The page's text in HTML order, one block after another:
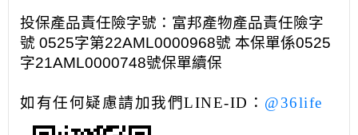
投保產品責任險字號：富邦產物產品責任險字
號 0525字第22AML0000968號 本保單係0525
字21AML0000748號保單續保
如有任何疑慮請加我們LINE-ID ： @36life